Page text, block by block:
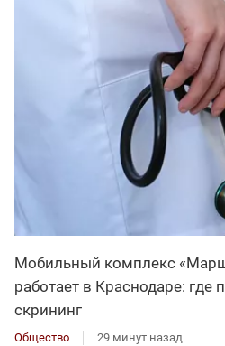
Мобильный комплекс
работает в Краснодаре: где
скрининг
Общество 29 минут назад